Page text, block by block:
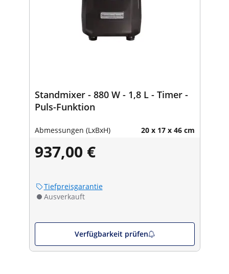
Standmixer - 880 W - 1,8 L - Timer -
Puls-Funktion
Abmessungen (LxBxH) 20 x 17 x 46 cm
937,00 €
Tiefpreisgarantie
Ausverkauft
Verfügbarkeit prüfen